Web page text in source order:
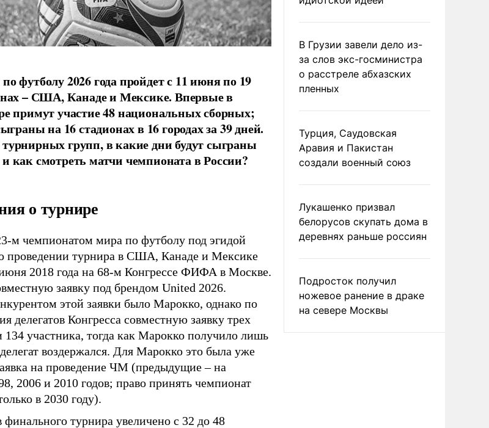
футболу 2026 года пройдет с 11 июня по 19
– США, Канаде и Мексике. Впервые в
примут участие 48 национальных сборных;
на 16 стадионах в 16 городах за 39 дней.
групп, в какие дни будут сыграны
как смотреть матчи чемпионата в России?
о турнире
м чемпионатом мира по футболу под эгидой
турнира в США, Канаде и Мексике
2018 года на 68-м Конгрессе ФИФА в Москве.
заявку под брендом United 2026.
этой заявки было Марокко, однако по
делегатов Конгресса совместную заявку трех
134 участника, тогда как Марокко получило лишь
воздержался. Для Марокко это была уже
на проведение ЧМ (предыдущие – на
2006 и 2010 годов; право принять чемпионат
в 2030 году).
финального турнира увеличено с 32 до 48
В Грузии завели дело из-
за слов экс-госминистра
о расстреле абхазских
пленных
Турция, Саудовская
Аравия и Пакистан
создали военный союз
Лукашенко призвал
белорусов скупать дома в
деревнях раньше россиян
Подросток получил
ножевое ранение в драке
на севере Москвы